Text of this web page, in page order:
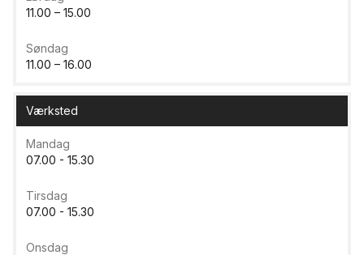
11.00 – 15.00
Søndag
11.00 – 16.00
Værksted
Mandag
07.00 - 15.30
Tirsdag
07.00 - 15.30
Onsdag